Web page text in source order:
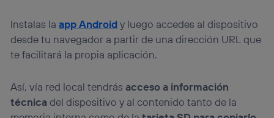
Instalas laapp Androidy luego accedes al dispositivo
desde tu navegador a partir de una dirección URL que
te facilitará la propia aplicación.
Así, vía red local tendrás acceso a información
técnicadel dispositivo y al contenido tanto de la